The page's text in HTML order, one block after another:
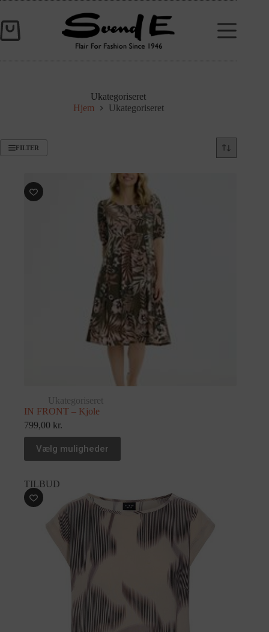
Ukategoriseret
Hjem
Ukategoriseret
FILTER
Ukategoriseret
IN FRONT – Kjole
799,00 kr.
Vælg muligheder
TILBUD